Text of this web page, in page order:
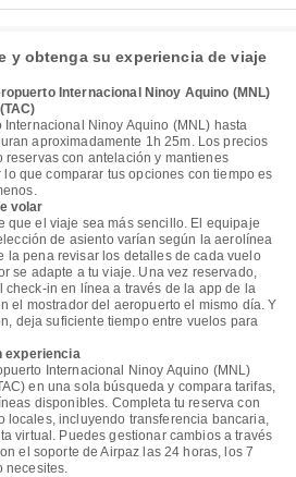
y obtenga su experiencia de viaje
Internacional Ninoy Aquino (MNL)
Internacional Ninoy Aquino (MNL) hasta
aproximadamente 1h 25m. Los precios
con antelación y mantienes
que comparar tus opciones con tiempo es
volar
que el viaje sea más sencillo. El equipaje
de asiento varían según la aerolínea
la pena revisar los detalles de cada vuelo
se adapte a tu viaje. Una vez reservado,
check-in en línea a través de la app de la
el mostrador del aeropuerto el mismo día. Y
deja suficiente tiempo entre vuelos para
experiencia
Internacional Ninoy Aquino (MNL)
en una sola búsqueda y compara tarifas,
disponibles. Completa tu reserva con
locales, incluyendo transferencia bancaria,
virtual. Puedes gestionar cambios a través
el soporte de Airpaz las 24 horas, los 7
necesites.